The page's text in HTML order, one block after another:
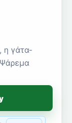
η γάτα-
Ψάρεμα